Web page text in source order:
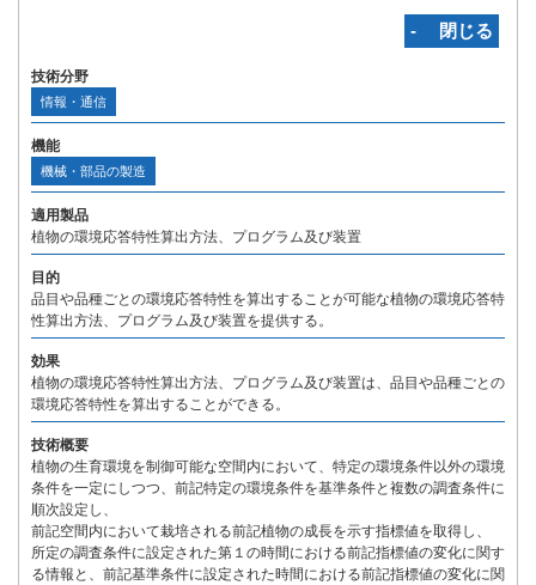
‐ 閉じる
技術分野
情報・通信
機能
機械・部品の製造
適用製品
植物の環境応答特性算出方法、プログラム及び装置
目的
品目や品種ごとの環境応答特性を算出することが可能な植物の環境応答特
性算出方法、プログラム及び装置を提供する。
効果
植物の環境応答特性算出方法、プログラム及び装置は、品目や品種ごとの
環境応答特性を算出することができる。
技術概要
植物の生育環境を制御可能な空間内において、特定の環境条件以外の環境
条件を一定にしつつ、前記特定の環境条件を基準条件と複数の調査条件に
順次設定し、
前記空間内において栽培される前記植物の成長を示す指標値を取得し、
所定の調査条件に設定された第１の時間における前記指標値の変化に関す
る情報と、前記基準条件に設定された時間における前記指標値の変化に関